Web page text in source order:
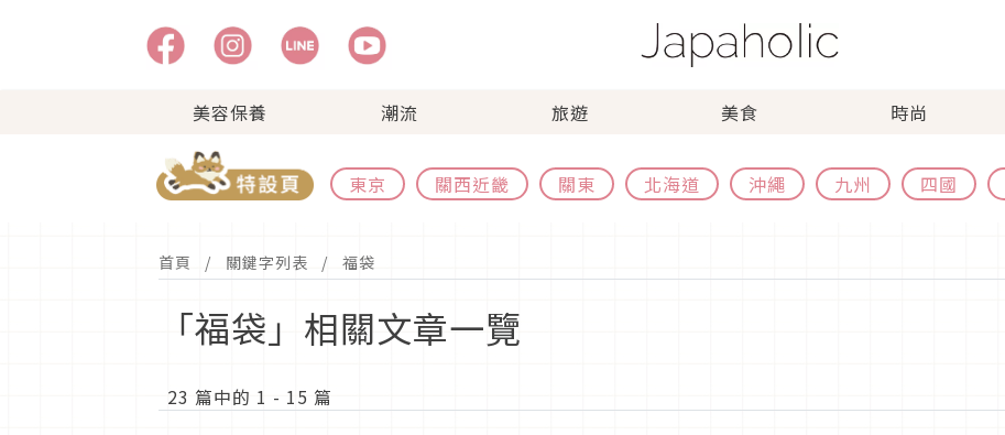
美容保養 潮流 旅遊 美食 時尚
東京 關西近畿 關東 北海道 沖繩 九州 四國
首頁 關鍵字列表 福袋
「福袋」相關文章一覽
23 篇中的 1 - 15 篇